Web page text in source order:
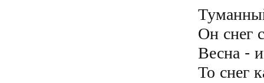
Он снег
Весна -
То снег